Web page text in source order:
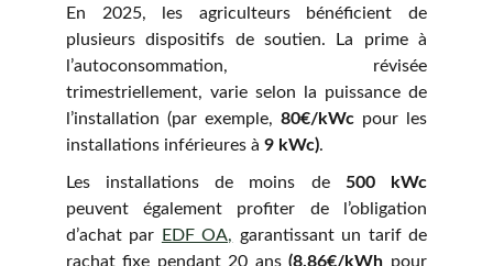
En 2025, les agriculteurs bénéficient de
plusieurs dispositifs de soutien. La prime à
l’autoconsommation, révisée
trimestriellement, varie selon la puissance de
l’installation (par exemple, 80€/kWcpour les
installations inférieures à 9 kWc).
Les installations de moins de 500 kWc
peuvent également profiter de l’obligation
d’achat par
EDF OA, garantissant un tarif de
rachat fixe pendant 20 ans(8,86€/kWh pour